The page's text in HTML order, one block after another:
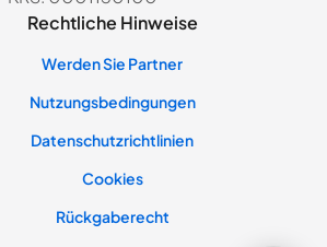
Rechtliche Hinweise
Werden Sie Partner
Nutzungsbedingungen
Datenschutzrichtlinien
Cookies
Rückgaberecht